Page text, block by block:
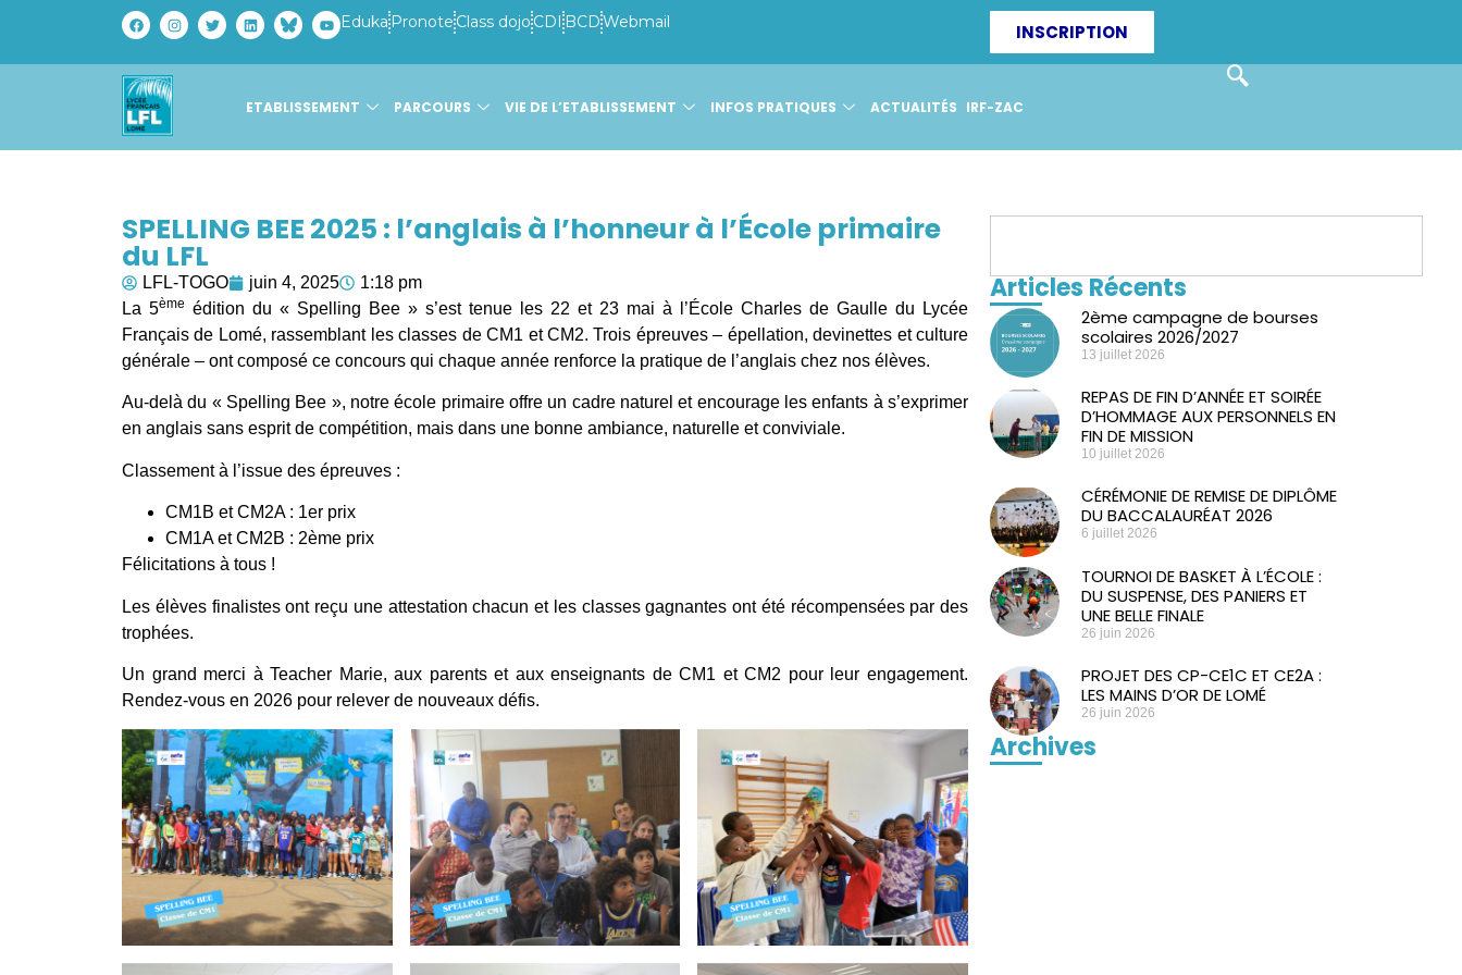
Eduka Pronote Class dojo CDI BCDWebmail INSCRIPTION
ETABLISSEMENT PARCOURS VIE DE L’ETABLISSEMENT INFOS PRATIQUES ACTUALITÉS IRF-ZAC
SPELLING BEE 2025 : l’anglais à l’honneur à l’École primaire
du LFL
LFL-TOGO juin 4, 2025
1:18 pm
La 5ème édition du « Spelling Bee » s’est tenue les 22 et 23 mai à l’École Charles de Gaulle du Lycée
Français de Lomé, rassemblant les classes de CM1 et CM2. Trois épreuves – épellation, devinettes et culture
générale – ont composé ce concours qui chaque année renforce la pratique de l’anglais chez nos élèves.
Au-delà du « Spelling Bee », notre école primaire offre un cadre naturel et encourage les enfants à s’exprimer
en anglais sans esprit de compétition, mais dans une bonne ambiance, naturelle et conviviale.
Classement à l’issue des épreuves :
CM1B et CM2A : 1er prix
CM1A et CM2B : 2ème prix
Félicitations à tous !
Les élèves finalistes ont reçu une attestation chacun et les classes gagnantes ont été récompensées par des
trophées.
Un grand merci à Teacher Marie, aux parents et aux enseignants de CM1 et CM2 pour leur engagement.
Rendez-vous en 2026 pour relever de nouveaux défis.
Articles Récents
2ème campagne de bourses
scolaires 2026/2027
13 juillet 2026
REPAS DE FIN D’ANNÉE ET SOIRÉE
D’HOMMAGE AUX PERSONNELS EN
FIN DE MISSION
10 juillet 2026
CÉRÉMONIE DE REMISE DE DIPLÔME
DU BACCALAURÉAT 2026
6 juillet 2026
TOURNOI DE BASKET À L’ÉCOLE :
DU SUSPENSE, DES PANIERS ET
UNE BELLE FINALE
26 juin 2026
PROJET DES CP-CE1C ET CE2A :
LES MAINS D’OR DE LOMÉ
26 juin 2026
Archives